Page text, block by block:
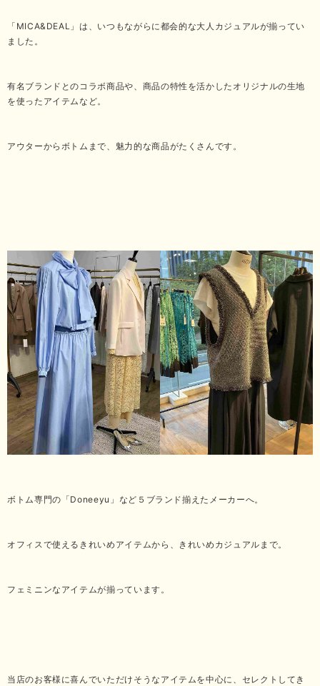
「MICA&DEAL」は、いつもながらに都会的な大人カジュアルが揃ってい
ました。
有名ブランドとのコラボ商品や、商品の特性を活かしたオリジナルの生地
を使ったアイテムなど。
アウターからボトムまで、魅力的な商品がたくさんです。
ボトム専門の「Doneeyu」など５ブランド揃えたメーカーへ。
オフィスで使えるきれいめアイテムから、きれいめカジュアルまで。
フェミニンなアイテムが揃っています。
当店のお客様に喜んでいただけそうなアイテムを中心に、セレクトしてき